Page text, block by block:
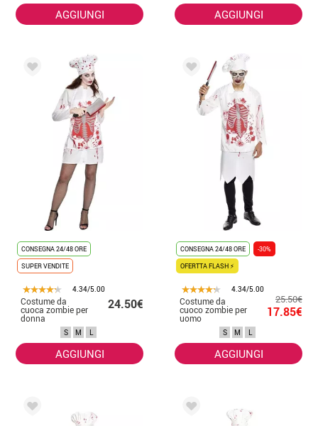
AGGIUNGI AGGIUNGI
CONSEGNA 24/48 ORE
SUPER VENDITE
4.34/5.00
Costume da
cuoca zombie per
donna
24.50€
S M L
AGGIUNGI
CONSEGNA 24/48 ORE
-30%
OFERTTA FLASH ⚡
4.34/5.00
Costume da
cuoco zombie per
uomo
25.50€
17.85€
S M L
AGGIUNGI